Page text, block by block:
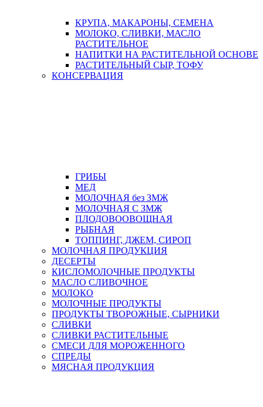
КРУПА, МАКАРОНЫ, СЕМЕНА
МОЛОКО, СЛИВКИ, МАСЛО
РАСТИТЕЛЬНОЕ
НАПИТКИ НА РАСТИТЕЛЬНОЙ ОСНОВЕ
РАСТИТЕЛЬНЫЙ СЫР, ТОФУ
КОНСЕРВАЦИЯ
ГРИБЫ
МЕД
МОЛОЧНАЯ без ЗМЖ
МОЛОЧНАЯ С ЗМЖ
ПЛОДОВООВОЩНАЯ
РЫБНАЯ
ТОППИНГ, ДЖЕМ, СИРОП
МОЛОЧНАЯ ПРОДУКЦИЯ
ДЕСЕРТЫ
КИСЛОМОЛОЧНЫЕ ПРОДУКТЫ
МАСЛО СЛИВОЧНОЕ
МОЛОКО
МОЛОЧНЫЕ ПРОДУКТЫ
ПРОДУКТЫ ТВОРОЖНЫЕ, СЫРНИКИ
СЛИВКИ
СЛИВКИ РАСТИТЕЛЬНЫЕ
СМЕСИ ДЛЯ МОРОЖЕННОГО
СПРЕДЫ
МЯСНАЯ ПРОДУКЦИЯ